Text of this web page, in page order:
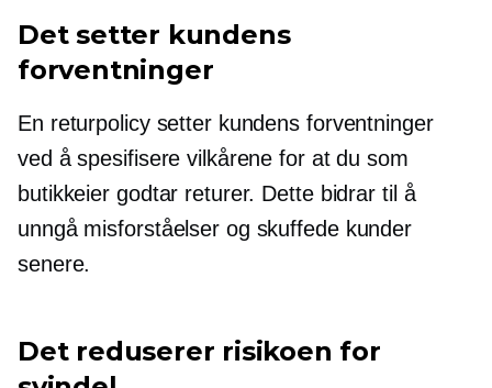
Det setter kundens
forventninger
En returpolicy setter kundens forventninger
ved å spesifisere vilkårene for at du som
butikkeier godtar returer. Dette bidrar til å
unngå misforståelser og skuffede kunder
senere.
Det reduserer risikoen for